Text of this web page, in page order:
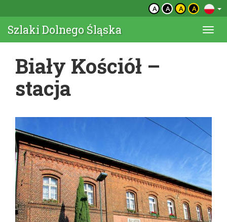
A A A A
Szlaki Dolnego Śląska
Biały Kościół –
stacja